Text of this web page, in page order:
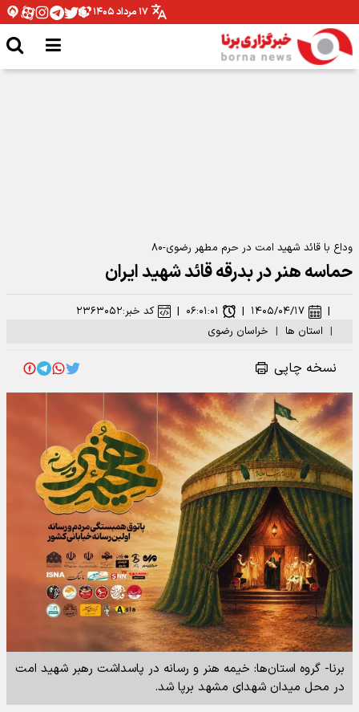
۱۷ مرداد ۱۴۰۵
وداع با قائد شهید امت در حرم مطهر رضوی-۸۰
حماسه هنر در بدرقه قائد شهید ایران
| استان ها | خراسان رضوی
| ۱۴۰۵/۰۴/۱۷ | ۰۶:۰۱:۰۱ | کد خبر:۲۳۶۳۰۵۲
نسخه چاپی
برنا- گروه استان‌ها: خیمه هنر و رسانه در پاسداشت رهبر شهید امت
در محل میدان شهدای مشهد برپا شد.